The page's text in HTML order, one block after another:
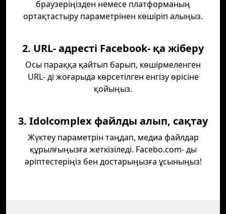
браузеріңізден немесе платформаның
ортақтастыру параметрінен көшіріп алыңыз.
2. URL- адресті Facebook- қа жіберу
Осы параққа қайтып барып, көшірмеленген
URL- ді жоғарыда көрсетілген енгізу өрісіне
қойыңыз.
3. Idolcomplex файлды алып, сақтау
Жүктеу параметрін таңдап, медиа файлдар
құрылғыңызға жеткізіледі. Facebo.com- ды
әріптестеріңіз бен достарыңызға ұсыныңыз!